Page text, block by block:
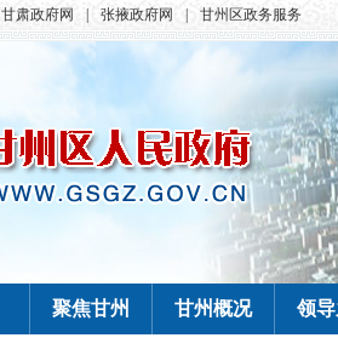
甘肃政府网 张掖政府网 甘州区政务服务
聚焦甘州 甘州概况 领